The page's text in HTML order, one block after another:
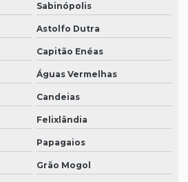
Sabinópolis
Astolfo Dutra
Capitão Enéas
Águas Vermelhas
Candeias
Felixlândia
Papagaios
Grão Mogol